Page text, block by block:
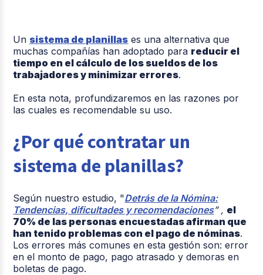
Un sistema de planillas es una alternativa que
muchas compañías han adoptado para reducir el
tiempo en el cálculo de los sueldos de los
trabajadores y minimizar errores.
En esta nota, profundizaremos en las razones por
las cuales es recomendable su uso.
¿Por qué contratar un
sistema de planillas?
Según nuestro estudio, "Detrás de la Nómina:
Tendencias, dificultades y recomendaciones” , el
70% de las personas encuestadas afirman que
han tenido problemas con el pago de nóminas.
Los errores más comunes en esta gestión son: error
en el monto de pago, pago atrasado y demoras en
boletas de pago.